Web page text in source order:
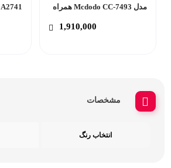
مدل Mcdodo CC-7493 همراه
1,910,000
A2741
مشخصات
انتخاب رنگ